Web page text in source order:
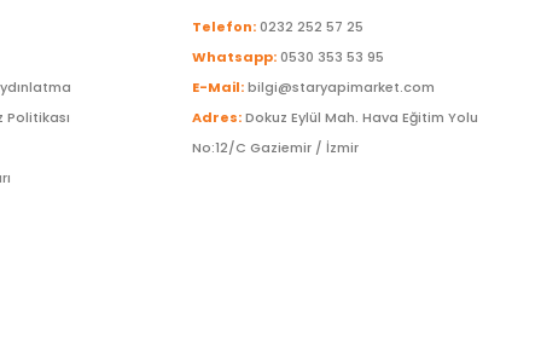
Politikası
Telefon:0232 252 57 25
Whatsapp:0530 353 53 95
E-Mail:bilgi@staryapimarket.com
Adres:Dokuz Eylül Mah. Hava Eğitim Yolu
No:12/C Gaziemir / İzmir